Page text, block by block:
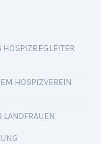
HOSPIZVEREIN
LANDFRAUEN